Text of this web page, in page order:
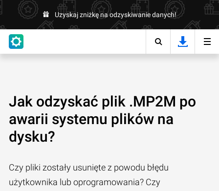
Uzyskaj zniżkę na odzyskiwanie danych!
Jak odzyskać plik .MP2M po
awarii systemu plików na
dysku?
Czy pliki zostały usunięte z powodu błędu
użytkownika lub oprogramowania? Czy